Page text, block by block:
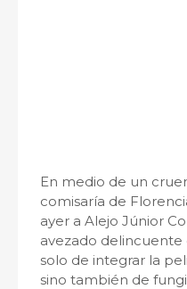
En medio de un
comisaría de
ayer a Alejo Júnior
avezado delincuente
solo de integrar la
sino también de